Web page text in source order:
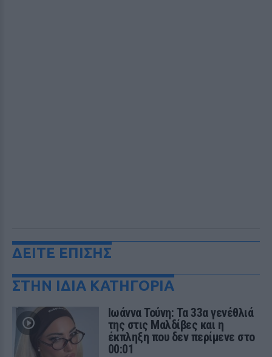
ΔΕΙΤΕ ΕΠΙΣΗΣ
ΣΤΗΝ ΙΔΙΑ ΚΑΤΗΓΟΡΙΑ
Ιωάννα Τούνη: Τα 33α γενέθλιά
της στις Μαλδίβες και η
έκπληξη που δεν περίμενε στο
00:01